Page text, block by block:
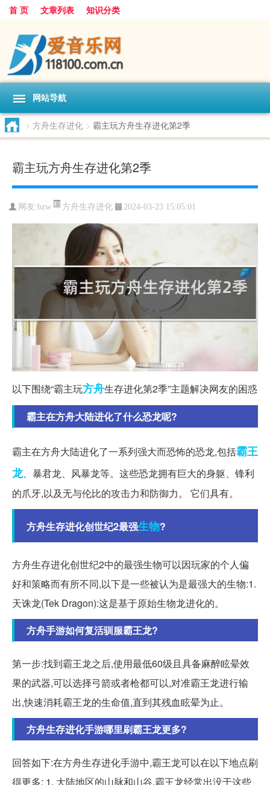
首 页 文章列表 知识分类
网站导航
> 方舟生存进化 > 霸主玩方舟生存进化第2季
霸主玩方舟生存进化第2季
网友:bzw 方舟生存进化 2024-03-23 15:05:01
以下围绕“霸主玩方舟生存进化第2季”主题解决网友的困惑
霸主在方舟大陆进化了什么恐龙呢?
霸主在方舟大陆进化了一系列强大而恐怖的恐龙,包括霸王
龙、暴君龙、风暴龙等。这些恐龙拥有巨大的身躯、锋利
的爪牙,以及无与伦比的攻击力和防御力。 它们具有。
方舟生存进化创世纪2最强生物?
方舟生存进化创世纪2中的最强生物可以因玩家的个人偏
好和策略而有所不同,以下是一些被认为是最强大的生物:1.
天诛龙(Tek Dragon):这是基于原始生物龙进化的。
方舟手游如何复活驯服霸王龙?
第一步:找到霸王龙之后,使用最低60级且具备麻醉眩晕效
果的武器,可以选择弓箭或者枪都可以,对准霸王龙进行输
出,快速消耗霸王龙的生命值,直到其残血眩晕为止。
方舟生存进化手游哪里刷霸王龙更多?
回答如下:在方舟生存进化手游中,霸王龙可以在以下地点刷
得更多: 1. 大陆地区的山脉和山谷,霸王龙经常出没于这些